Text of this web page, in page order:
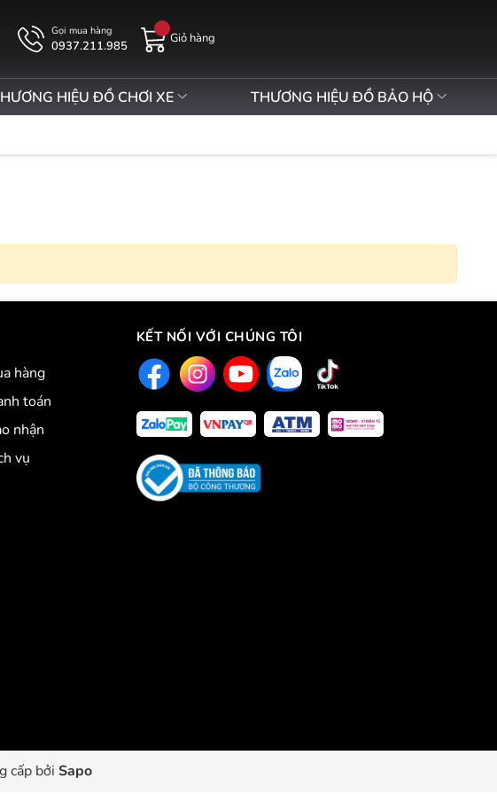
Gọi mua hàng
0937.211.985
Giỏ hàng
HIỆU ĐỒ CHƠI XE THƯƠNG HIỆU ĐỒ BẢO HỘ
hàng
toán
nhận
vụ
KẾT NỐI VỚI CHÚNG TÔI
cấp bởi Sapo